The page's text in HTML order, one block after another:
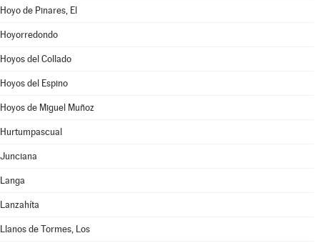
Hoyo de Pinares, El
Hoyorredondo
Hoyos del Collado
Hoyos del Espino
Hoyos de Miguel Muñoz
Hurtumpascual
Junciana
Langa
Lanzahíta
Llanos de Tormes, Los